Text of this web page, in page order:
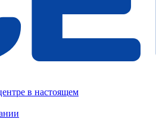
в настоящем